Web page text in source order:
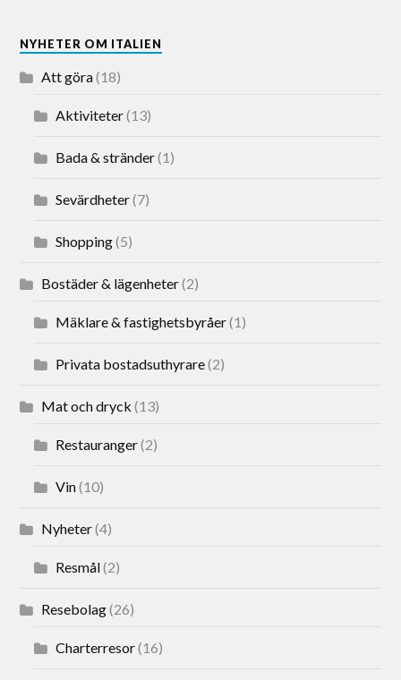
NYHETER OM ITALIEN
Att göra(18)
Aktiviteter(13)
Bada & stränder(1)
Sevärdheter(7)
Shopping(5)
Bostäder & lägenheter(2)
Mäklare & fastighetsbyråer(1)
Privata bostadsuthyrare(2)
Mat och dryck (13)
Restauranger(2)
Vin(10)
Nyheter(4)
Resmål(2)
Resebolag(26)
Charterresor(16)